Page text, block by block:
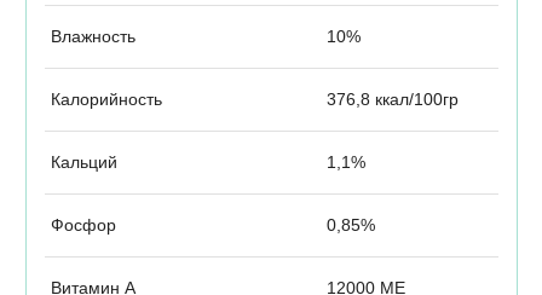
Влажность 10%
Калорийность 376,8 ккал/100гр
Кальций 1,1%
Фосфор 0,85%
Витамин А 12000 МЕ